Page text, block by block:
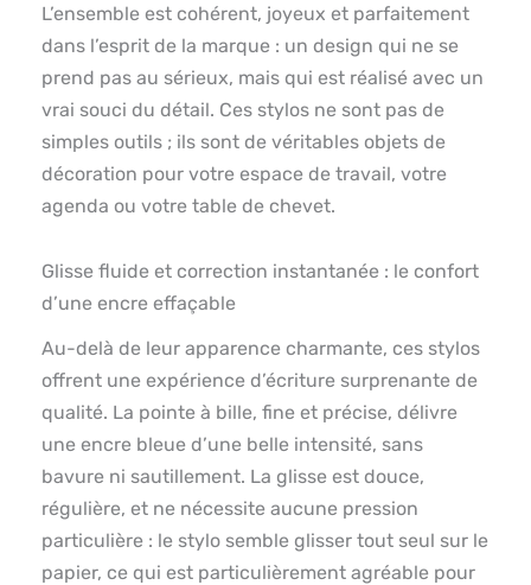
L’ensemble est cohérent, joyeux et parfaitement
dans l’esprit de la marque : un design qui ne se
prend pas au sérieux, mais qui est réalisé avec un
vrai souci du détail. Ces stylos ne sont pas de
simples outils ; ils sont de véritables objets de
décoration pour votre espace de travail, votre
agenda ou votre table de chevet.
Glisse fluide et correction instantanée : le confort
d’une encre effaçable
Au-delà de leur apparence charmante, ces stylos
offrent une expérience d’écriture surprenante de
qualité. La pointe à bille, fine et précise, délivre
une encre bleue d’une belle intensité, sans
bavure ni sautillement. La glisse est douce,
régulière, et ne nécessite aucune pression
particulière : le stylo semble glisser tout seul sur le
papier, ce qui est particulièrement agréable pour